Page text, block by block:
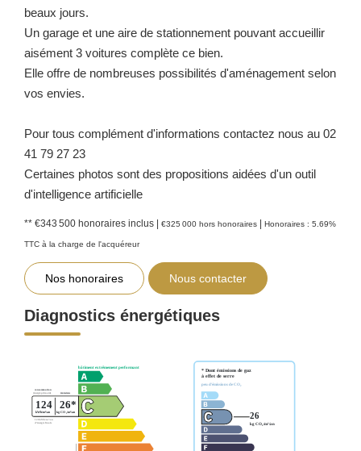
beaux jours.
Un garage et une aire de stationnement pouvant accueillir
aisément 3 voitures complète ce bien.
Elle offre de nombreuses possibilités d'aménagement selon
vos envies.
Pour tous complément d'informations contactez nous au 02
41 79 27 23
Certaines photos sont des propositions aidées d'un outil
d'intelligence artificielle
** €343 500 honoraires inclus | €325 000 hors honoraires | Honoraires : 5.69%
TTC à la charge de l'acquéreur
Nos honoraires Nous contacter
Diagnostics énergétiques